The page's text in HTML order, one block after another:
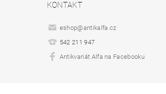
KONTAKT
eshop@antikalfa.cz
542 211 947
Antikvariát Alfa na Facebooku